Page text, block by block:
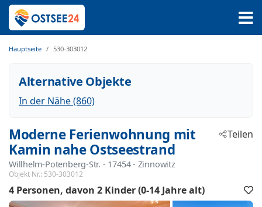
Hauptseite 530-303012
Alternative Objekte
In der Nähe (860)
Moderne Ferienwohnung mit
Kamin nahe Ostseestrand
Willhelm-Potenberg-Str. - 17454 - Zinnowitz
Objekt Nr.: 530-303012
Teilen
4 Personen davon 2 Kinder (0-14 Jahre alt)